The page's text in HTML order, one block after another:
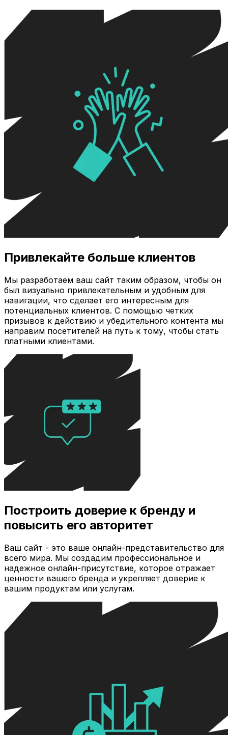
Привлекайте больше клиентов
Мы разработаем ваш сайт таким образом, чтобы он
был визуально привлекательным и удобным для
навигации, что сделает его интересным для
потенциальных клиентов. С помощью четких
призывов к действию и убедительного контента мы
направим посетителей на путь к тому, чтобы стать
платными клиентами.
Построить доверие к бренду и
повысить его авторитет
Ваш сайт - это ваше онлайн-представительство для
всего мира. Мы создадим профессиональное и
надежное онлайн-присутствие, которое отражает
ценности вашего бренда и укрепляет доверие к
вашим продуктам или услугам.